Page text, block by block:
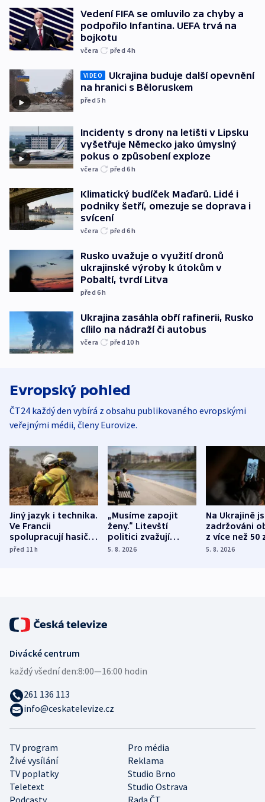
Vedení FIFA se omluvilo za chyby a
podpořilo Infantina. UEFA trvá na
bojkotu
včera před 4h
VIDEO
Ukrajina buduje další opevnění
na hranici s Běloruskem
před 5h
Incidenty s drony na letišti v Lipsku
vyšetřuje Německo jako úmyslný
pokus o způsobení exploze
včera před 6h
Klimatický budíček Maďarů. Lidé i
podniky šetří, omezuje se doprava i
svícení
včera před 6h
Rusko uvažuje o využití dronů
ukrajinské výroby k útokům v
Pobaltí, tvrdí Litva
před 6h
Ukrajina zasáhla obří rafinerii, Rusko
cílilo na nádraží či autobus
včera před 10 h
Evropský pohled
ČT24 každý den vybírá z obsahu publikovaného evropskými
veřejnými médii, členy Eurovize.
Jiný jazyk i technika.
Ve Francii
spolupracují hasiči z
různých zemí
před 11h
„Musíme zapojit
ženy.“ Litevští
politici zvažují
dohodu o
5. 8. 2026
Na Ukrajině
zadržováni
z více než 50
Bojovali na
5. 8. 2026
TV program
Pro média
Živé vysílání
Reklama
TV poplatky
Studio Brno
Teletext
Studio Ostrava
Divácké centrum
každý všední den:8:00—16:00 hodin
261 136 113
info@ceskatelevize.cz